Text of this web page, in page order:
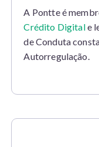
A Pontte é
Crédito Digitale
de Conduta
Autorregulação.